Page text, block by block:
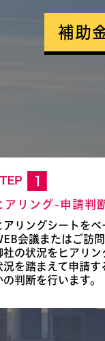
補助
アリング~申請判
アリングシートをベ
会議またはご訪
社の状況をヒアリン
況を踏まえて申請す
の判断を行います。